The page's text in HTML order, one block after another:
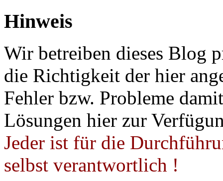
Hinweis
Wir betreiben dieses Blog
die Richtigkeit der hier
Fehler bzw. Probleme
Lösungen hier zur
Jeder ist für die
selbst verantwortlich !